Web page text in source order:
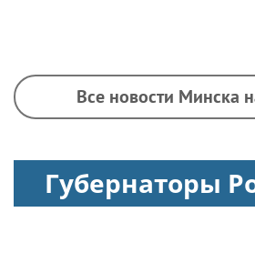
Все новости Минска
Губернаторы